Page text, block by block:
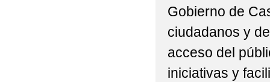
Gobierno de
ciudadanos y
acceso del
iniciativas y